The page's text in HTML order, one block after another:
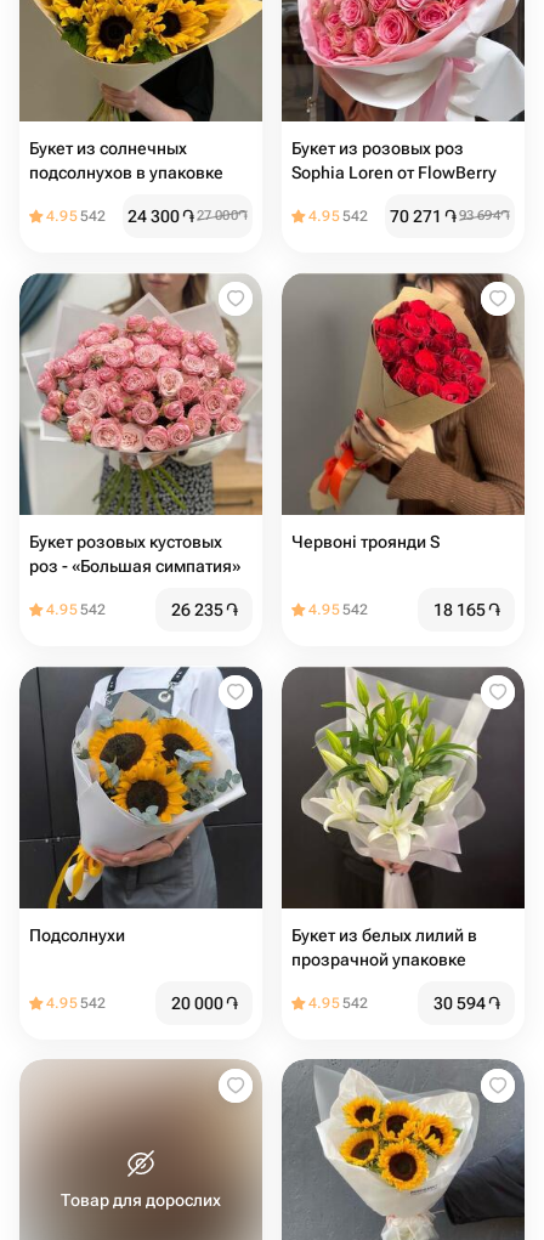
Букет из солнечных
подсолнухов в упаковке
4.95542 24 300֏27 000֏
Букет из розовых роз
Sophia Loren от FlowBerry
4.95542 70 271 ֏93 694֏
Букет розовых кустовых
роз - «Большая симпатия»
4.95542 26 235֏
Червоні троянди S
4.95542 18 165֏
Подсолнухи
4.95542 20 000֏
Букет из белых лилий в
прозрачной упаковке
4.95542 30 594֏
Товар для дорослих